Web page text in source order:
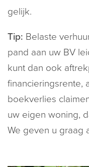
gelijk.
Tip: Belaste
pand aan uw BV
kunt dan ook
financieringsrente,
boekverlies
uw eigen woning,
We geven u graag